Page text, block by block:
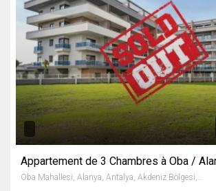
Appartement de 3 Chambres à Oba /
Oba Mahallesi, Alanya, Antalya, Akdeniz Bölgesi, Türkiye